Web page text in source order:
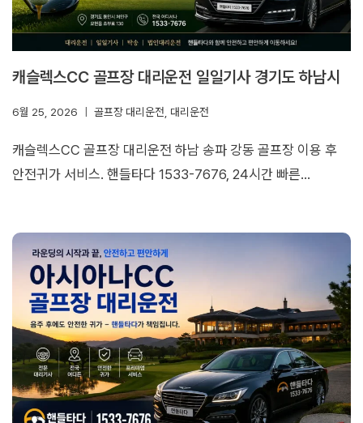
캐슬렉스CC 골프장 대리운전 일일기사 경기도 하남시
6월 25, 2026 골프장 대리운전 대리운전
캐슬렉스CC 골프장 대리운전 하남 송파 강동 골프장 이용 후
안전귀가 서비스. 핸들타다 1533-7676, 24시간 빠른…